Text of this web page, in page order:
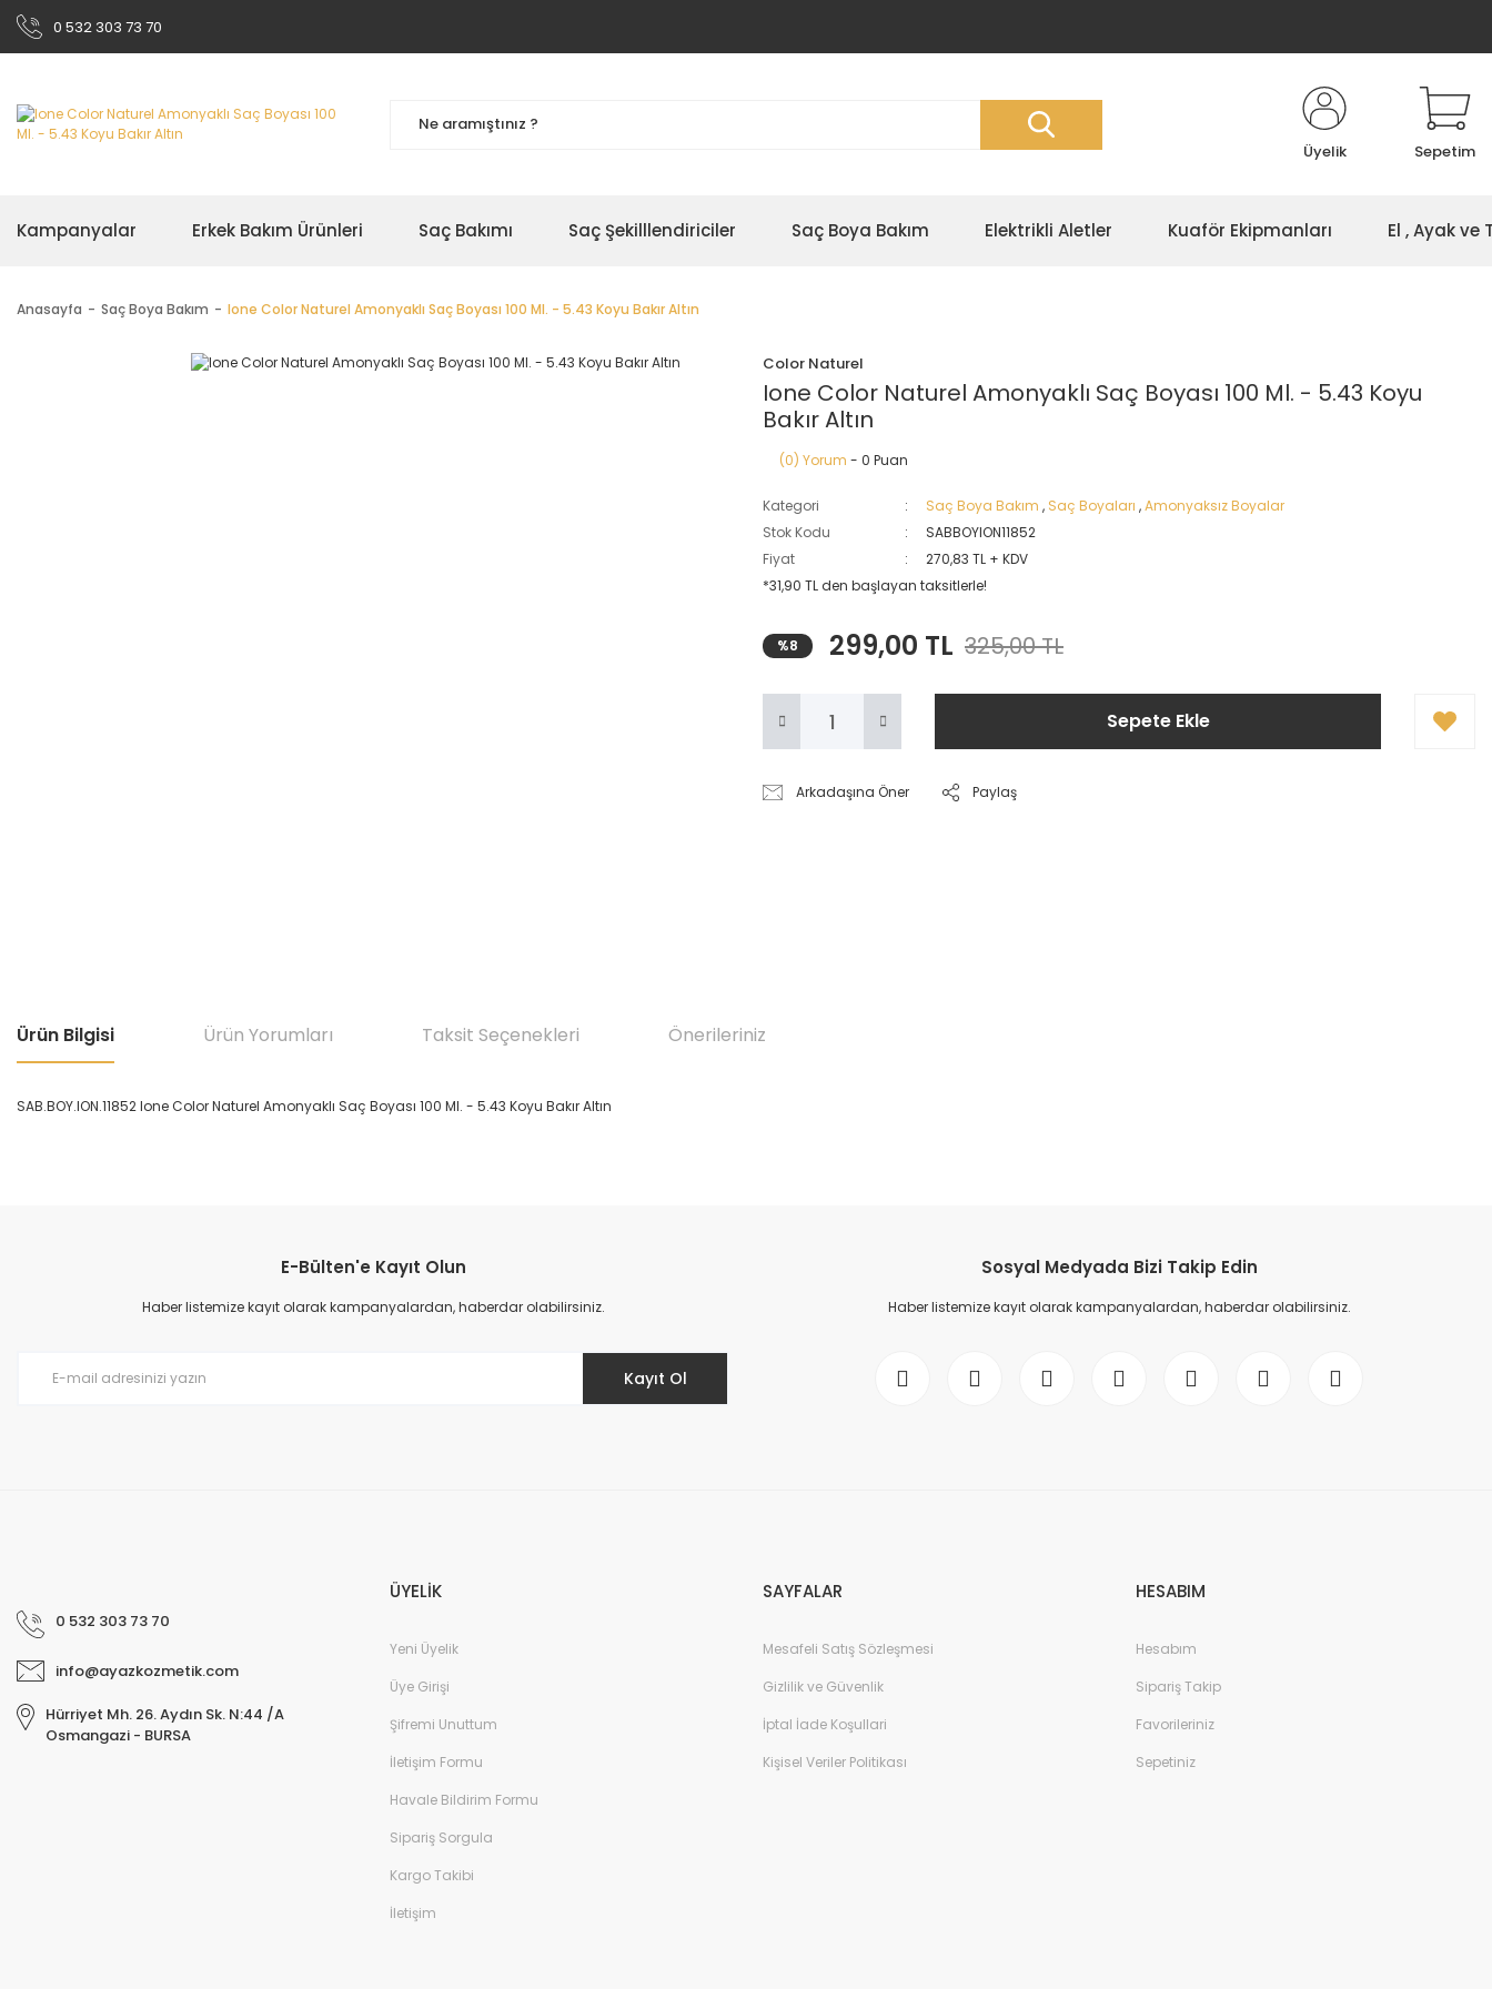
0 532 303 73 70
Üyelik Sepetim
Kampanyalar Erkek Bakım Ürünleri Saç Bakımı Saç Şekilllendiriciler Saç Boya Bakım Elektrikli Aletler Kuaför Ekipmanları El , Ayak ve
Anasayfa Saç Boya Bakım Ione Color Naturel Amonyaklı Saç Boyası 100 Ml. - 5.43 Koyu Bakır Altın
Color Naturel
Ione Color Naturel Amonyaklı Saç Boyası 100 Ml. - 5.43 Koyu
Bakır Altın
(0) Yorum - 0 Puan
Kategori Saç Boya Bakım , Saç Boyaları ,Amonyaksız Boyalar
Stok Kodu
SABBOYION11852
Fiyat
270,83 TL + KDV
*31,90 TL den başlayan taksitlerle!
%8 299,00 TL 325,00 TL
Sepete Ekle
Arkadaşına Öner Paylaş
Ürün Bilgisi Ürün Yorumları Taksit Seçenekleri Önerileriniz
SAB.BOY.ION.11852 Ione Color Naturel Amonyaklı Saç Boyası 100 Ml. - 5.43 Koyu Bakır Altın
Ürün resmi kalitesiz, bozuk veya görüntülenemiyor.
Ürün açıklamasında eksik bilgiler bulunuyor.
E-Bülten'e Kayıt Olun
Haber listemize kayıt olarak kampanyalardan, haberdar olabilirsiniz.
Kayıt Ol
Sosyal Medyada Bizi Takip Edin
Haber listemize kayıt olarak kampanyalardan, haberdar olabilirsiniz.
0 532 303 73 70
info@ayazkozmetik.com
Hürriyet Mh. 26. Aydın Sk. N:44 /A
Osmangazi - BURSA
ÜYELİK
Yeni Üyelik
Üye Girişi
Şifremi Unuttum
İletişim Formu
Havale Bildirim Formu
Sipariş Sorgula
Kargo Takibi
İletişim
SAYFALAR
Mesafeli Satış Sözleşmesi
Gizlilik ve Güvenlik
İptal İade Koşullari
Kişisel Veriler Politikası
HESABIM
Hesabım
Sipariş Takip
Favorileriniz
Sepetiniz